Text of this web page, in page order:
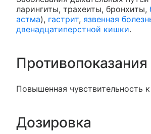
ларингиты, трахеиты, бронхиты,
астма), гастрит, язвенная
двенадцатиперстной кишки.
Противопоказания
Повышенная чувствительность
Дозировка